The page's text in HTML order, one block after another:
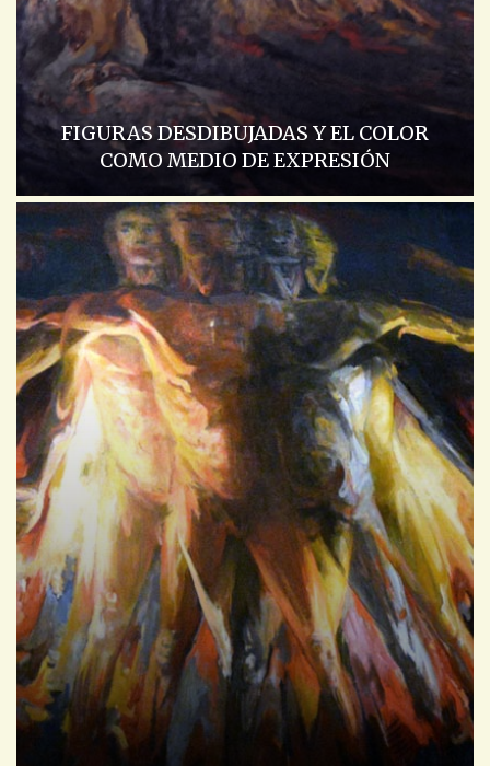
FIGURAS DESDIBUJADAS Y EL COLOR
COMO MEDIO DE EXPRESIÓN